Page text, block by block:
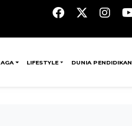
LIFESTYLE DUNIA PENDIDIKAN